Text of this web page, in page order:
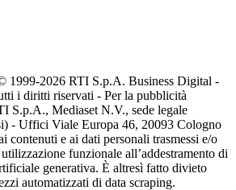
1999-2026 RTI S.p.A. Business Digital -
i diritti riservati - Per la pubblicità
S.p.A., Mediaset N.V., sede legale
- Uffici Viale Europa 46, 20093 Cologno
contenuti e ai dati personali trasmessi e/o
funzionale all’addestramento di
generativa. È altresì fatto divieto
automatizzati di data scraping.